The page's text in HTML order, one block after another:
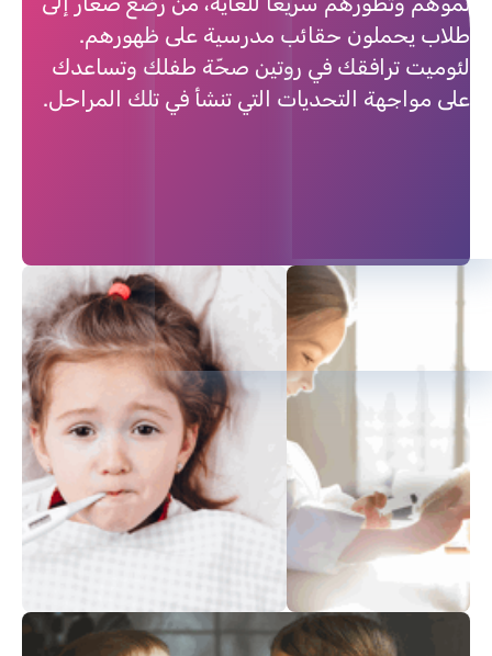
طلاب يحملون حقائب مدرسية على ظهورهم.
لئوميت ترافقك في روتين صحّة طفلك وتساعدك
على مواجهة التحديات التي تنشأ في تلك المراحل.
تطعيمات
حافظوا على صحتكم!